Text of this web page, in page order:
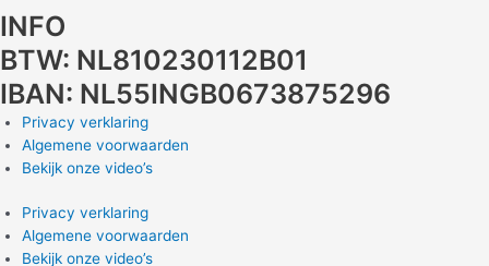
INFO
BTW: NL810230112B01
IBAN: NL55INGB0673875296
Privacy verklaring
Algemene voorwaarden
Bekijk onze video’s
Privacy verklaring
Algemene voorwaarden
Bekijk onze video’s